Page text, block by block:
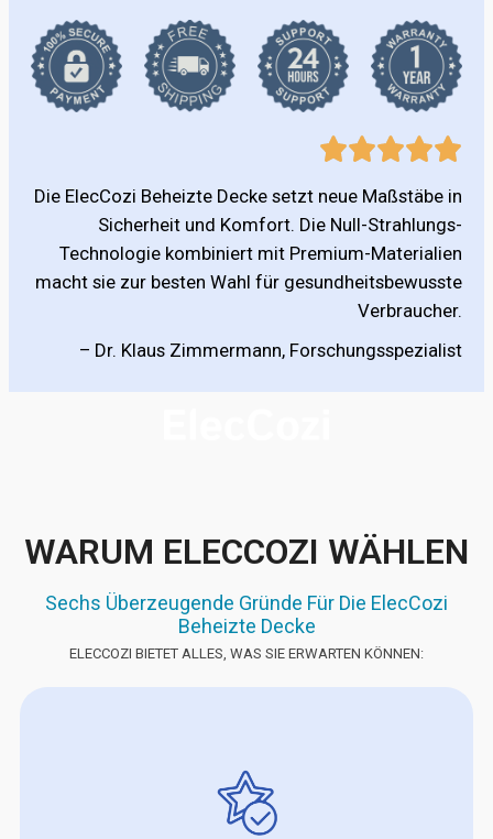
Die ElecCozi Beheizte Decke setzt neue Maßstäbe in
Sicherheit und Komfort. Die Null-Strahlungs-
Technologie kombiniert mit Premium-Materialien
macht sie zur besten Wahl für gesundheitsbewusste
Verbraucher.
– Dr. Klaus Zimmermann, Forschungsspezialist
WARUM ELECCOZI WÄHLEN
Sechs Überzeugende Gründe Für Die ElecCozi
Beheizte Decke
ELECCOZI BIETET ALLES, WAS SIE ERWARTEN KÖNNEN: